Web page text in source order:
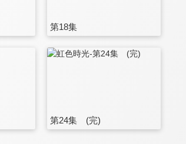
第18集
第24集 (完)